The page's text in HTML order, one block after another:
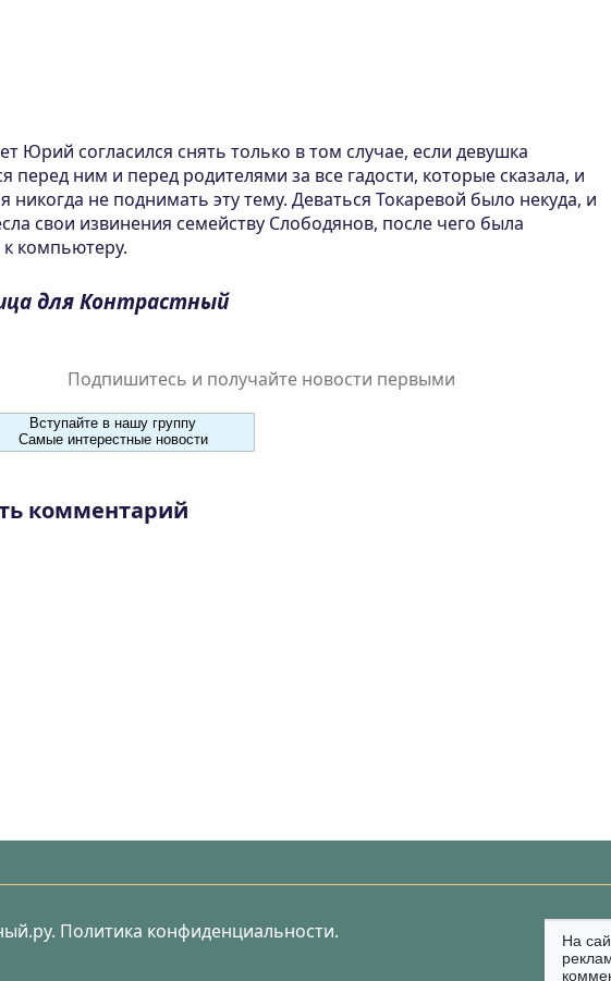
Юрий согласился снять только в том случае, если девушка
перед ним и перед родителями за все гадости, которые сказала, и
никогда не поднимать эту тему. Деваться Токаревой было некуда, и
свои извинения семейству Слободянов, после чего была
компьютеру.
для Контрастный
Подпишитесь и получайте новости первыми
Вступайте в нашу группу
Самые интерестные новости
комментарий
Политика конфиденциальности.
На